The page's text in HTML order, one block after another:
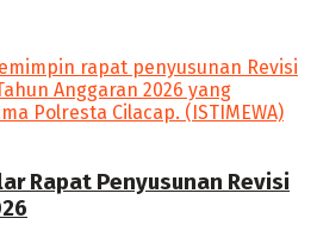
Rapat Penyusunan Revisi